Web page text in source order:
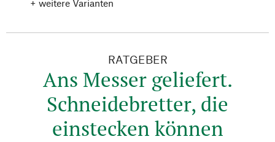
+ weitere Varianten
RATGEBER
Ans Messer geliefert.
Schneidebretter, die
einstecken können